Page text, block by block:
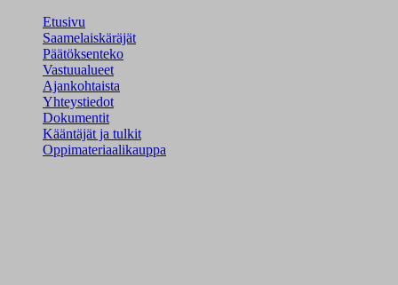
Etusivu
Saamelaiskäräjät
Päätöksenteko
Vastuualueet
Ajankohtaista
Yhteystiedot
Dokumentit
Kääntäjät ja tulkit
Oppimateriaalikauppa